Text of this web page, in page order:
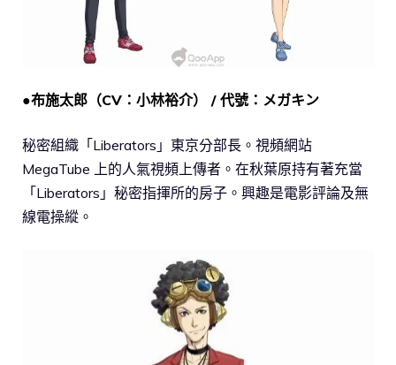
●布施太郎（CV：小林裕介） / 代號：メガキン
秘密組織「Liberators」東京分部長。視頻網站
MegaTube 上的人氣視頻上傳者。在秋葉原持有著充當
「Liberators」秘密指揮所的房子。興趣是電影評論及無
線電操縱。